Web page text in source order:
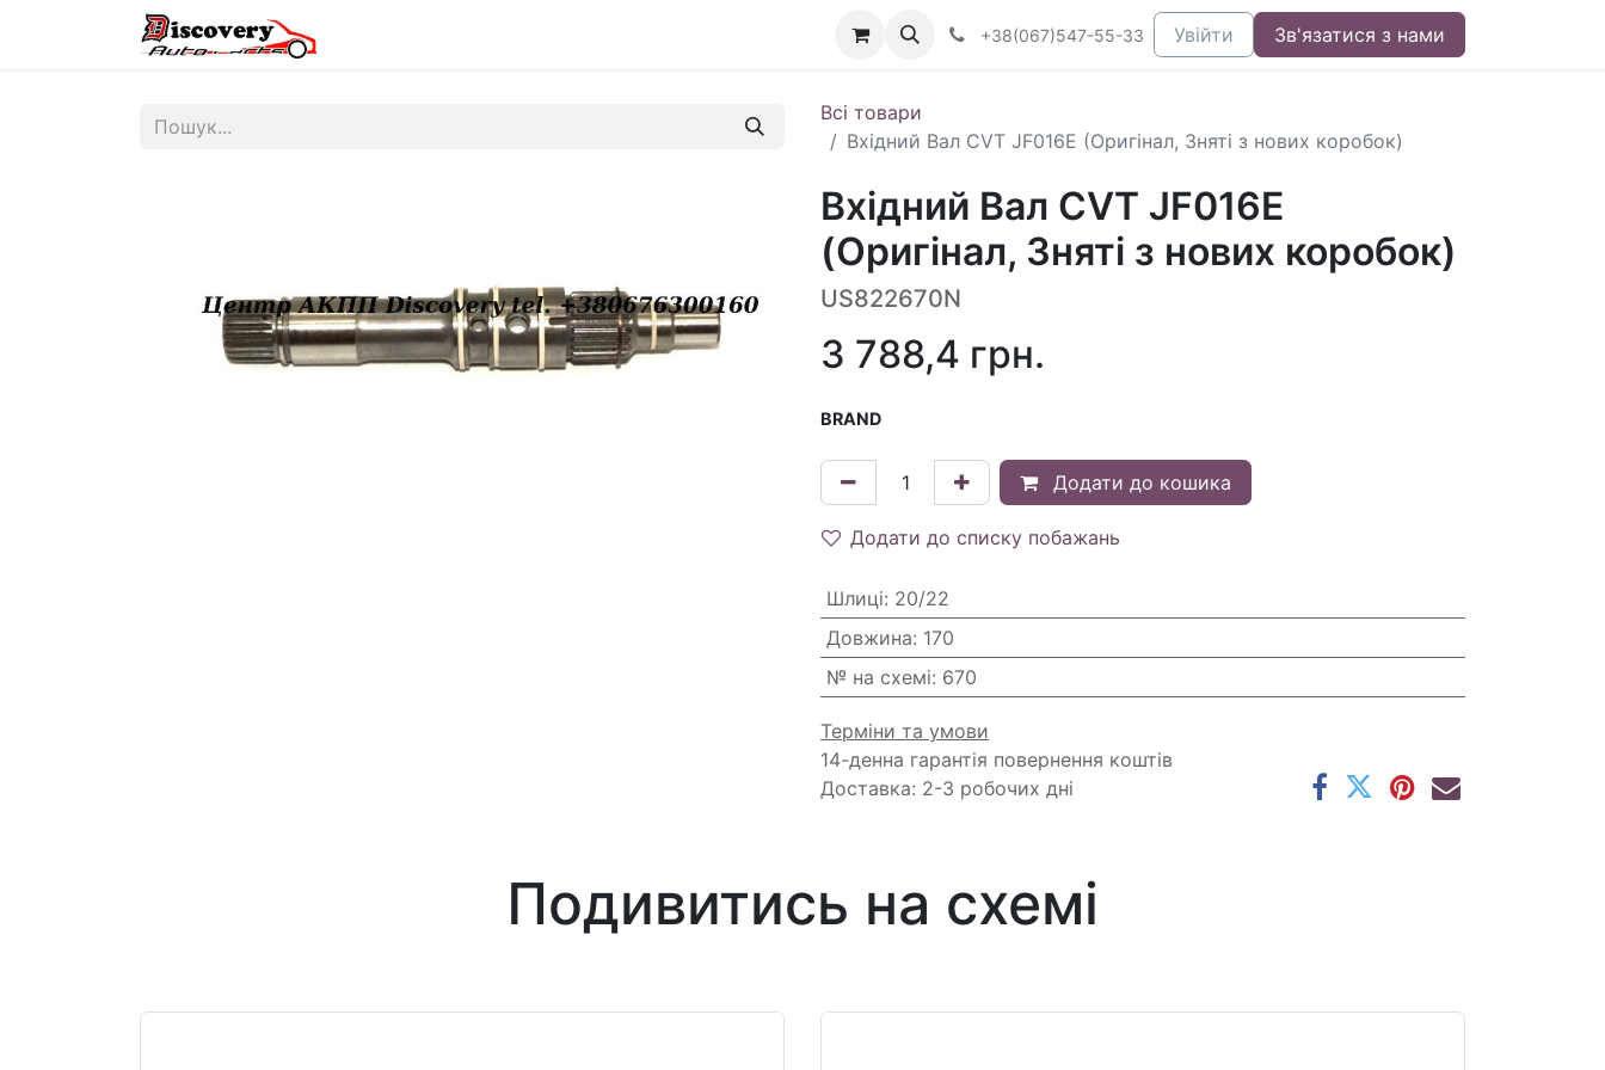
+38(067)547-55-33 Увійти Зв'язатися з нами
Всі товари
Вхідний Вал CVT JF016E (Оригінал, Зняті з нових коробок)
Вхідний Вал CVT JF016E
(Оригінал, Зняті з нових коробок)
US822670N
3 788,4 грн.
BRAND
Додати до кошика
Додати до списку побажань
Шлиці: 20/22
Довжина: 170
№ на схемі: 670
Терміни та умови
14-денна гарантія повернення коштів
Доставка: 2-3 робочих дні
Подивитись на схемі